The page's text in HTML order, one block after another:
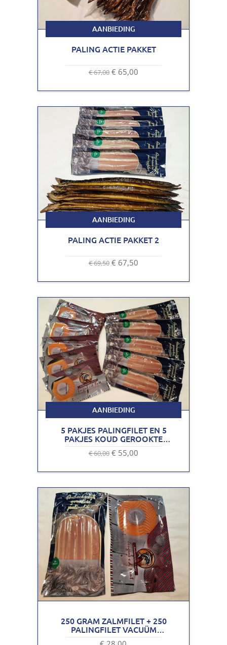
AANBIEDING
PALING ACTIE PAKKET
€ 67,00€ 65,00
AANBIEDING
PALING ACTIE PAKKET 2
€ 69,50€ 67,50
AANBIEDING
5 PAKJES PALINGFILET EN 5
PAKJES KOUD GEROOKTE
NOORSE ZALMFILET
€ 60,00€ 55,00
250 GRAM ZALMFILET + 250
PALINGFILET VACUÜM
VERPAKKING